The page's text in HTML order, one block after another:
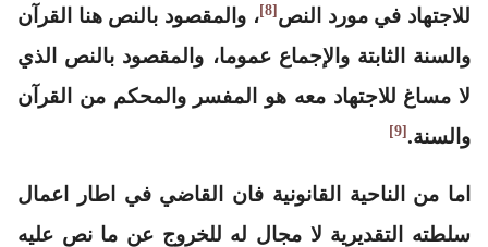
للاجتهاد في مورد النص [8]
، والمقصود بالنص هنا القرآن
والسنة الثابتة والإجماع عموما، والمقصود بالنص الذي
لا مساغ للاجتهاد معه هو المفسر والمحكم من القرآن
والسنة. [9]
اما من الناحية القانونية فان القاضي في اطار اعمال
سلطته التقديرية لا مجال له للخروج عن ما نص عليه